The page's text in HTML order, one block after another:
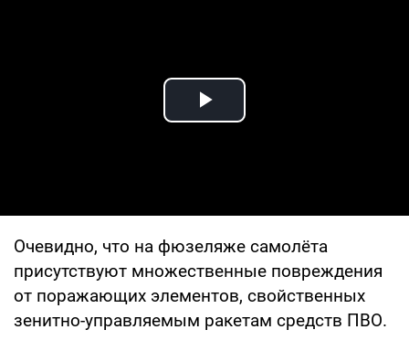
Play Video
Очевидно, что на фюзеляже самолёта
присутствуют множественные повреждения
от поражающих элементов, свойственных
зенитно-управляемым ракетам средств ПВО.